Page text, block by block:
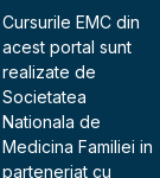
Cursurile EMC din
acest portal sunt
realizate de
Societatea
Nationala de
Medicina Familiei in
parteneriat cu